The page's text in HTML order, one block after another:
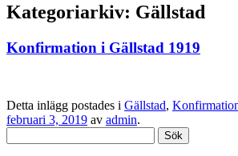
Kategoriarkiv: Gällstad
Konfirmation i Gällstad 1919
Detta inlägg postades i Gällstad,
februari 3, 2019 av admin.
efter: